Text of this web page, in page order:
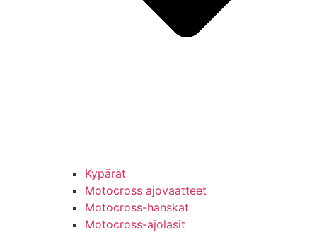
Kypärät
Motocross ajovaatteet
Motocross-hanskat
Motocross-ajolasit